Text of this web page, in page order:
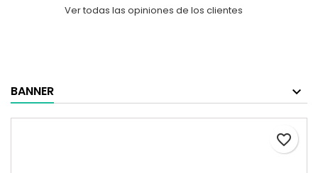
Ver todas las opiniones de los clientes
BANNER
favorite_border